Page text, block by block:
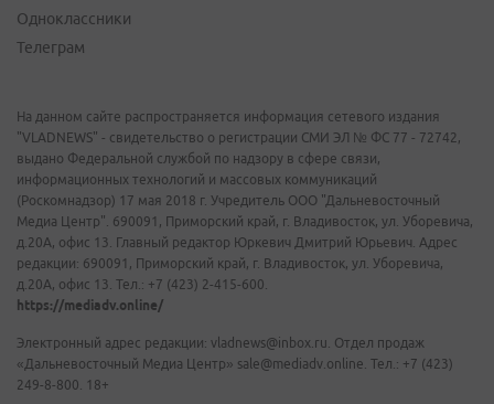
Одноклассники
Телеграм
На данном сайте распространяется информация сетевого издания
"VLADNEWS" - свидетельство о регистрации СМИ ЭЛ № ФС 77 - 72742,
выдано Федеральной службой по надзору в сфере связи,
информационных технологий и массовых коммуникаций
(Роскомнадзор) 17 мая 2018 г. Учредитель ООО "Дальневосточный
Медиа Центр". 690091, Приморский край, г. Владивосток, ул. Уборевича,
д.20А, офис 13. Главный редактор Юркевич Дмитрий Юрьевич. Адрес
редакции: 690091, Приморский край, г. Владивосток, ул. Уборевича,
д.20А, офис 13. Тел.: +7 (423) 2-415-600.
https://mediadv.online/
Электронный адрес редакции: vladnews@inbox.ru. Отдел продаж
«Дальневосточный Медиа Центр» sale@mediadv.online. Тел.: +7 (423)
249-8-800. 18+